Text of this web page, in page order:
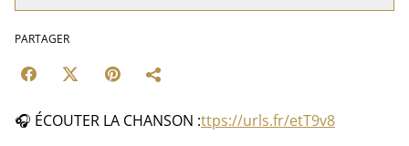
PARTAGER
🎧 ÉCOUTER LA CHANSON :ttps://urls.fr/etT9v8